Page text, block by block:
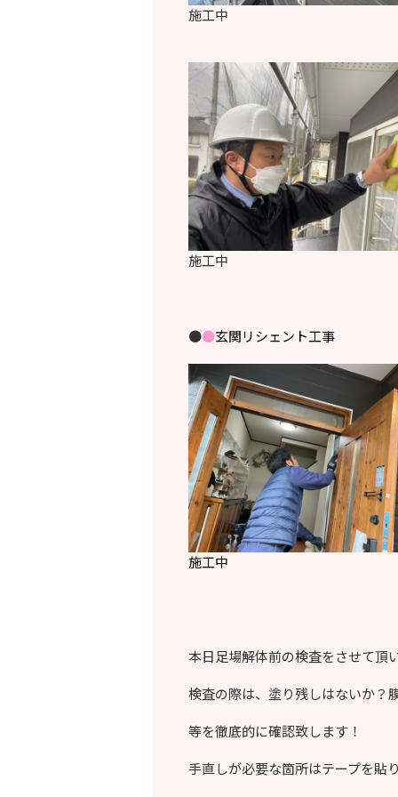
施工中
施工中
●●玄関リシェント工事
施工中
本日足場解体前の検査をさせて頂
検査の際は、塗り残しはないか？
等を徹底的に確認致します！
手直しが必要な箇所はテープを貼